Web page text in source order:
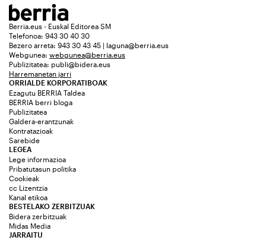
Berria.eus - Euskal Editorea SM
Telefonoa: 943 30 40 30
Bezero arreta: 943 30 43 45 | laguna@berria.eus
Webgunea: webgunea@berria.eus
Publizitatea: publi@bidera.eus
Harremanetan jarri
ORRIALDE KORPORATIBOAK
Ezagutu BERRIA Taldea
BERRIA berri bloga
Publizitatea
Galdera-erantzunak
Kontratazioak
Sarebide
JARRAITU
LEGEA
Lege informazioa
Pribatutasun politika
Cookieak
cc Lizentzia
Kanal etikoa
BESTELAKO ZERBITZUAK
Bidera zerbitzuak
Midas Media